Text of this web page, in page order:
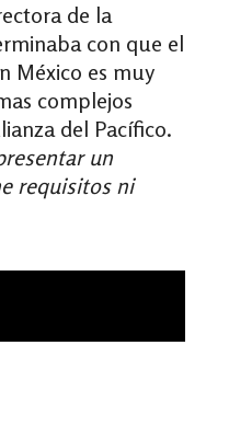
de la
con que el
México es muy
complejos
del Pacífico.
un
requisitos ni